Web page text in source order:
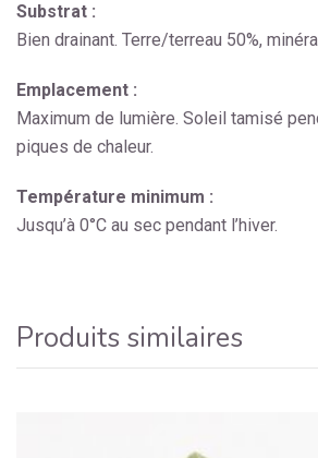
Substrat :
Bien drainant. Terre/terreau 50%,
Emplacement :
Maximum de lumière. Soleil tamisé
piques de chaleur.
Température minimum :
Jusqu’à 0°C au sec pendant l’hiver.
Produits similaires